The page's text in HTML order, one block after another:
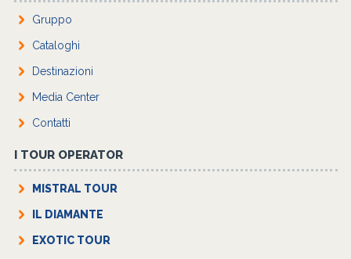
Gruppo
Cataloghi
Destinazioni
Media Center
Contatti
I TOUR OPERATOR
MISTRAL TOUR
IL DIAMANTE
EXOTIC TOUR